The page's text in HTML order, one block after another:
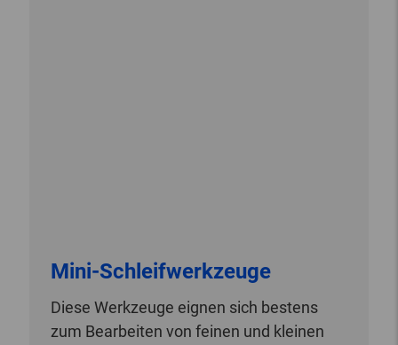
Mini-Schleifwerkzeuge
Diese Werkzeuge eignen sich bestens
zum Bearbeiten von feinen und kleinen